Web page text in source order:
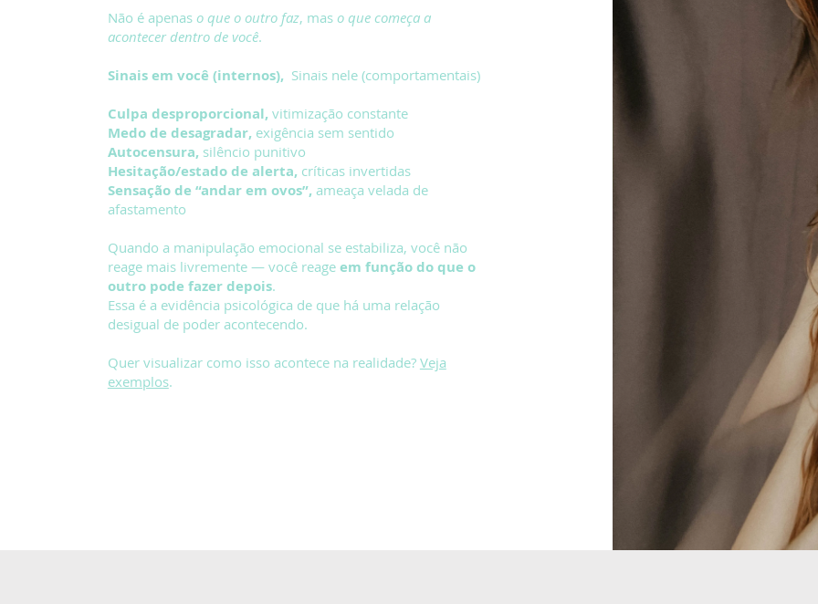
Não é apenas o que o outro faz, mas o que começa a
acontecer dentro de você.
Sinais em você (internos), Sinais nele (comportamentais)
Culpa desproporcional,vitimização constante
Medo de desagradar,exigência sem sentido
Autocensura, silêncio punitivo
Hesitação/estado de alerta,críticas invertidas
Sensação de “andar em ovos”,ameaça velada de
afastamento
Quando a manipulação emocional se estabiliza, você não
reage mais livremente — você reage em função do que o
outro pode fazer depois.
Essa é a evidência psicológica de que há uma relação
desigual de poder acontecendo.
Quer visualizar como isso acontece na realidade? Veja
exemplos.